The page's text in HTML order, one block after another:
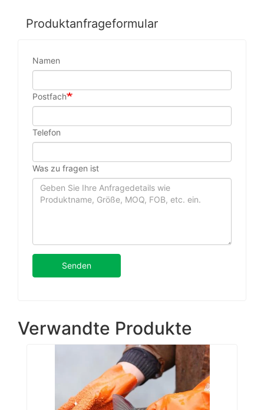
Produktanfrageformular
Namen
Postfach
Telefon
Was zu fragen ist
Senden
Verwandte Produkte